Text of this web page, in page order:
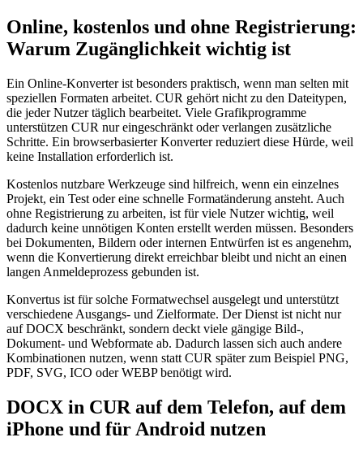
Online, kostenlos und ohne Registrierung:
Warum Zugänglichkeit wichtig ist
Ein Online-Konverter ist besonders praktisch, wenn man selten mit
speziellen Formaten arbeitet. CUR gehört nicht zu den Dateitypen,
die jeder Nutzer täglich bearbeitet. Viele Grafikprogramme
unterstützen CUR nur eingeschränkt oder verlangen zusätzliche
Schritte. Ein browserbasierter Konverter reduziert diese Hürde, weil
keine Installation erforderlich ist.
Kostenlos nutzbare Werkzeuge sind hilfreich, wenn ein einzelnes
Projekt, ein Test oder eine schnelle Formatänderung ansteht. Auch
ohne Registrierung zu arbeiten, ist für viele Nutzer wichtig, weil
dadurch keine unnötigen Konten erstellt werden müssen. Besonders
bei Dokumenten, Bildern oder internen Entwürfen ist es angenehm,
wenn die Konvertierung direkt erreichbar bleibt und nicht an einen
langen Anmeldeprozess gebunden ist.
Konvertus ist für solche Formatwechsel ausgelegt und unterstützt
verschiedene Ausgangs- und Zielformate. Der Dienst ist nicht nur
auf DOCX beschränkt, sondern deckt viele gängige Bild-,
Dokument- und Webformate ab. Dadurch lassen sich auch andere
Kombinationen nutzen, wenn statt CUR später zum Beispiel PNG,
PDF, SVG, ICO oder WEBP benötigt wird.
DOCX in CUR auf dem Telefon, auf dem
iPhone und für Android nutzen